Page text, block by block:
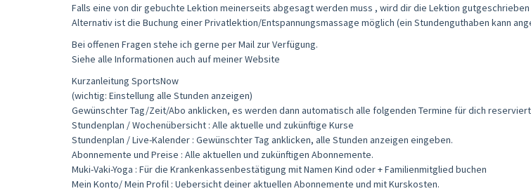
Falls eine von dir gebuchte Lektion meinerseits abgesagt werden muss , wird dir die Lektion
Alternativ ist die Buchung einer Privatlektion/Entspannungsmassage möglich (ein Stundenguthaben kann
Bei offenen Fragen stehe ich gerne per Mail zur Verfügung.
Siehe alle Informationen auch auf meiner Website
Kurzanleitung SportsNow
(wichtig: Einstellung alle Stunden anzeigen)
Gewünschter Tag/Zeit/Abo anklicken, es werden dann automatisch alle folgenden Termine für dich
Stundenplan / Wochenübersicht : Alle aktuelle und zukünftige Kurse
Stundenplan / Live-Kalender : Gewünschter Tag anklicken, alle Stunden anzeigen eingeben.
Abonnemente und Preise : Alle aktuellen und zukünftigen Abonnemente.
Muki-Vaki-Yoga : Für die Krankenkassenbestätigung mit Namen Kind oder + Familienmitglied buchen
Mein Konto/ Mein Profil : Uebersicht deiner aktuellen Abonnemente und mit Kurskosten.